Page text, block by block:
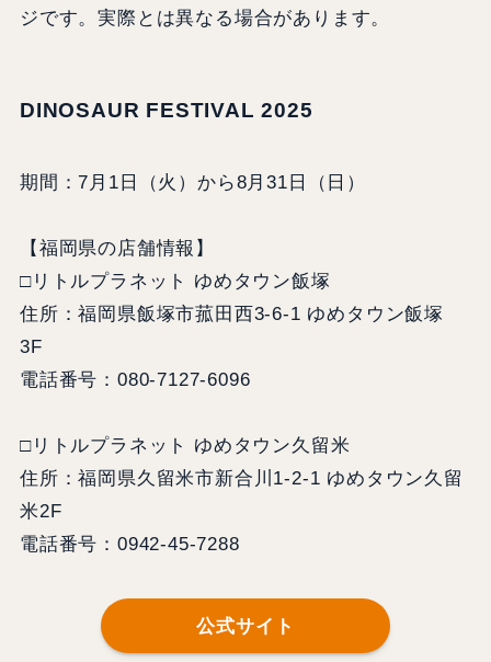
ジです。実際とは異なる場合があります。
DINOSAUR FESTIVAL 2025
期間：7月1日（火）から8月31日（日）
【福岡県の店舗情報】
□リトルプラネット ゆめタウン飯塚
住所：福岡県飯塚市菰田西3-6-1 ゆめタウン飯塚
3F
電話番号：080-7127-6096
□リトルプラネット ゆめタウン久留米
住所：福岡県久留米市新合川1-2-1 ゆめタウン久留
米2F
電話番号：0942-45-7288
公式サイト